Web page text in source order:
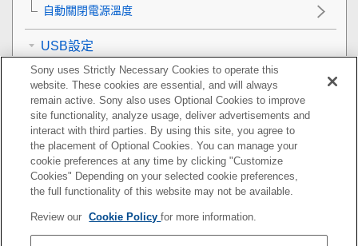
自動關閉電源溫度
USB設定
外接輸出設定
一般設定
智慧型手機可用的功能
使用電腦
使用雲端服務
Sony uses Strictly Necessary Cookies to operate this
website. These cookies are essential, and will always
remain active. Sony also uses Optional Cookies to improve
site functionality, analyze usage, deliver advertisements and
interact with third parties. By using this site, you agree to
the placement of Optional Cookies. You can manage your
cookie preferences at any time by clicking "Customize
Cookies" Depending on your selected cookie preferences,
the full functionality of this website may not be available.
Review our Cookie Policyfor more information.